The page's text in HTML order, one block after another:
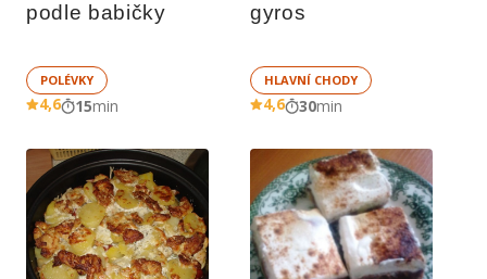
podle babičky
POLÉVKY
4,6 15min
gyros
HLAVNÍ CHODY
4,6 30min